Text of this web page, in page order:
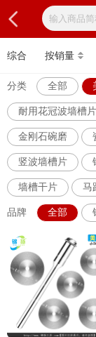
综合 按销量
分类 全部
耐用花冠波墙槽片
金刚石碗磨
竖波墙槽片
墙槽干片 马
品牌 全部